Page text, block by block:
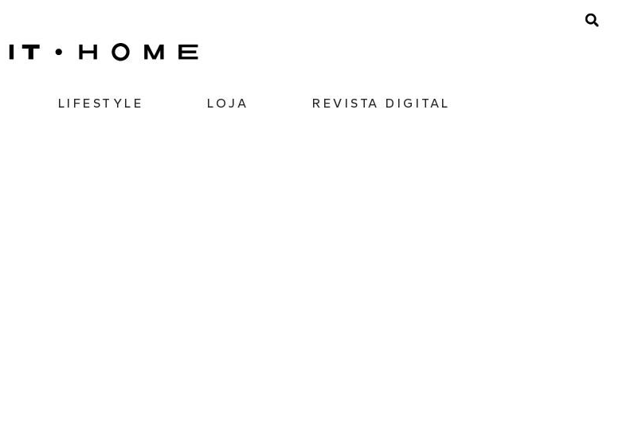
LIFESTYLE LOJA REVISTA DIGITAL